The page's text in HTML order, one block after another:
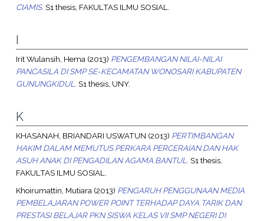
CIAMIS. S1 thesis, FAKULTAS ILMU SOSIAL.
I
Irit Wulansih, Hema (2013) PENGEMBANGAN NILAI-NILAI
PANCASILA DI SMP SE-KECAMATAN WONOSARI KABUPATEN
GUNUNGKIDUL. S1 thesis, UNY.
K
KHASANAH, BRIANDARI USWATUN (2013) PERTIMBANGAN
HAKIM DALAM MEMUTUS PERKARA PERCERAIAN DAN HAK
ASUH ANAK DI PENGADILAN AGAMA BANTUL. S1 thesis,
FAKULTAS ILMU SOSIAL.
Khoirumattin, Mutiara (2013) PENGARUH PENGGUNAAN MEDIA
PEMBELAJARAN POWER POINT TERHADAP DAYA TARIK DAN
PRESTASI BELAJAR PKN SISWA KELAS VII SMP NEGERI DI